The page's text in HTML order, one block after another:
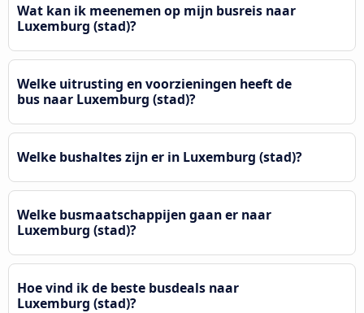
Wat kan ik meenemen op mijn busreis naar
Luxemburg (stad)?
Welke uitrusting en voorzieningen heeft de
bus naar Luxemburg (stad)?
Welke bushaltes zijn er in Luxemburg (stad)?
Welke busmaatschappijen gaan er naar
Luxemburg (stad)?
Hoe vind ik de beste busdeals naar
Luxemburg (stad)?